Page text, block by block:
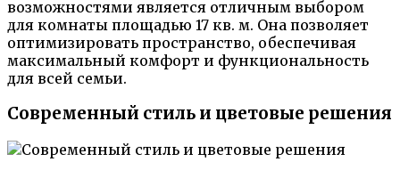
возможностями является отличным выбором
для комнаты площадью 17 кв. м. Она позволяет
оптимизировать пространство, обеспечивая
максимальный комфорт и функциональность
для всей семьи.
Современный стиль и цветовые решения